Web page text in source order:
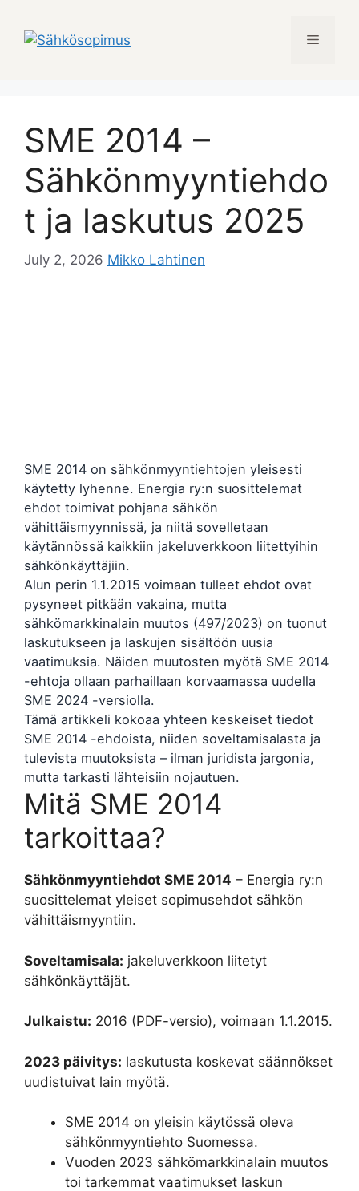
content
Menu
SME 2014 –
Sähkönmyyntiehdo
t ja laskutus 2025
July 2, 2026 Mikko Lahtinen
SME 2014 on sähkönmyyntiehtojen yleisesti
käytetty lyhenne. Energia ry:n suosittelemat
ehdot toimivat pohjana sähkön
vähittäismyynnissä, ja niitä sovelletaan
käytännössä kaikkiin jakeluverkkoon liitettyihin
sähkönkäyttäjiin.
Alun perin 1.1.2015 voimaan tulleet ehdot ovat
pysyneet pitkään vakaina, mutta
sähkömarkkinalain muutos (497/2023) on tuonut
laskutukseen ja laskujen sisältöön uusia
vaatimuksia. Näiden muutosten myötä SME 2014
-ehtoja ollaan parhaillaan korvaamassa uudella
SME 2024 -versiolla.
Tämä artikkeli kokoaa yhteen keskeiset tiedot
SME 2014 -ehdoista, niiden soveltamisalasta ja
tulevista muutoksista – ilman juridista jargonia,
mutta tarkasti lähteisiin nojautuen.
Mitä SME 2014
tarkoittaa?
Sähkönmyyntiehdot SME 2014 – Energia ry:n
suosittelemat yleiset sopimusehdot sähkön
vähittäismyyntiin.
Soveltamisala: jakeluverkkoon liitetyt
sähkönkäyttäjät.
Julkaistu: 2016 (PDF-versio), voimaan 1.1.2015.
2023 päivitys: laskutusta koskevat säännökset
uudistuivat lain myötä.
SME 2014 on yleisin käytössä oleva
sähkönmyyntiehto Suomessa.
Vuoden 2023 sähkömarkkinalain muutos
toi tarkemmat vaatimukset laskun